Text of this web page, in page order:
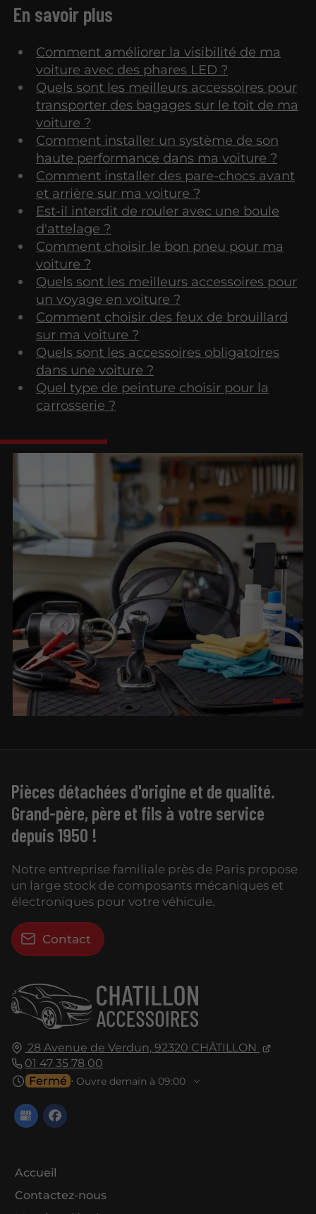
En savoir plus
Comment améliorer la visibilité de ma
voiture avec des phares LED ?
Quels sont les meilleurs accessoires pour
transporter des bagages sur le toit de ma
voiture ?
Comment installer un système de son
haute performance dans ma voiture ?
Comment installer des pare-chocs avant
et arrière sur ma voiture ?
Est-il interdit de rouler avec une boule
d'attelage ?
Comment choisir le bon pneu pour ma
voiture ?
Quels sont les meilleurs accessoires pour
un voyage en voiture ?
Comment choisir des feux de brouillard
sur ma voiture ?
Quels sont les accessoires obligatoires
dans une voiture ?
Quel type de peinture choisir pour la
carrosserie ?
28 Avenue de Verdun, 92320 CHÂTILLON
01 47 35 78 00
Fermé ⋅ Ouvre demain à 09:00
Accueil
Contactez-nous
Pièces détachées d'origine et de qualité.
Grand-père, père et fils à votre service
depuis 1950 !
Notre entreprise familiale près de Paris propose
un large stock de composants mécaniques et
électroniques pour votre véhicule.
Contact